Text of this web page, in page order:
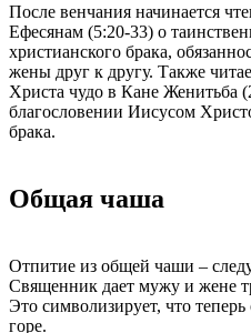
После венчания начинается
Ефесянам (5:20-33) о
христианского брака,
жены друг к другу. Также
Христа чудо в Кане Женитьба
благословении Иисусом
брака.
Общая чаша
Отпитие из общей чаши –
Священник дает мужу и жене
Это символизирует, что теперь
горе.